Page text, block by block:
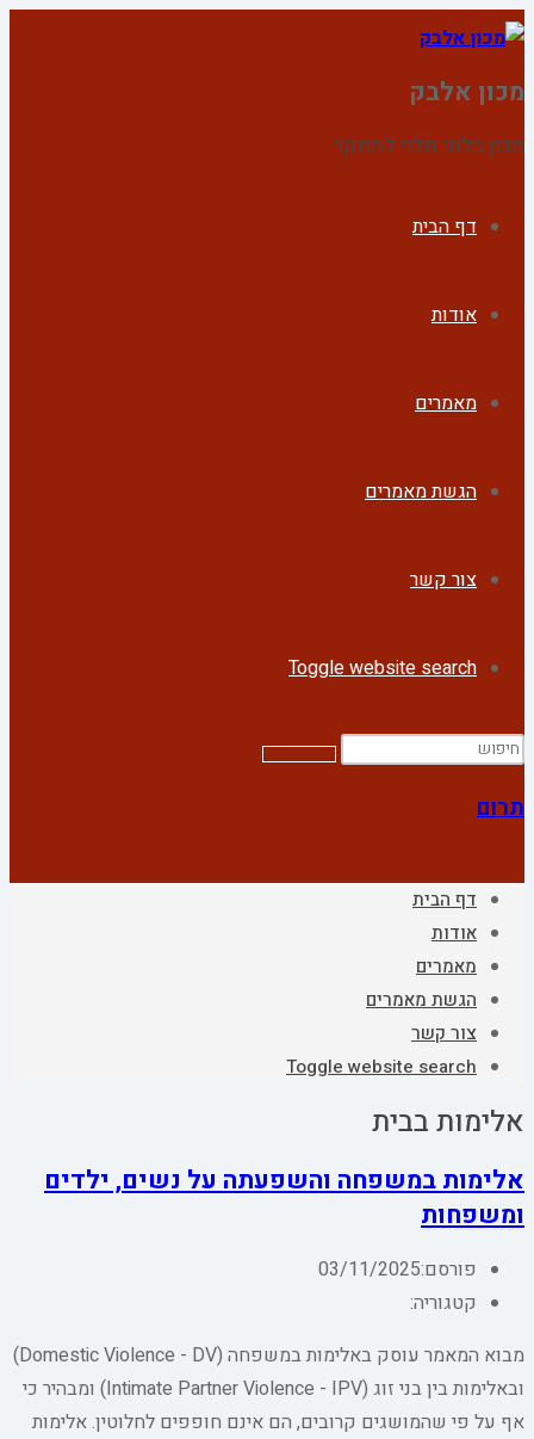
מכון אלבק
מכון בלתי תלוי למחקר
דף הבית
אודות
מאמרים
הגשת מאמרים
צור קשר
Toggle website search
תרום
דף הבית
אודות
מאמרים
הגשת מאמרים
צור קשר
Toggle website search
אלימות בבית
אלימות במשפחה והשפעתה על נשים, ילדים
ומשפחות
פורסם:03/11/2025
קטגוריה:
מבוא המאמר עוסק באלימות במשפחה (Domestic Violence - DV)
ובאלימות בין בני זוג (Intimate Partner Violence - IPV) ומבהיר כי
אף על פי שהמושגים קרובים, הם אינם חופפים לחלוטין. אלימות